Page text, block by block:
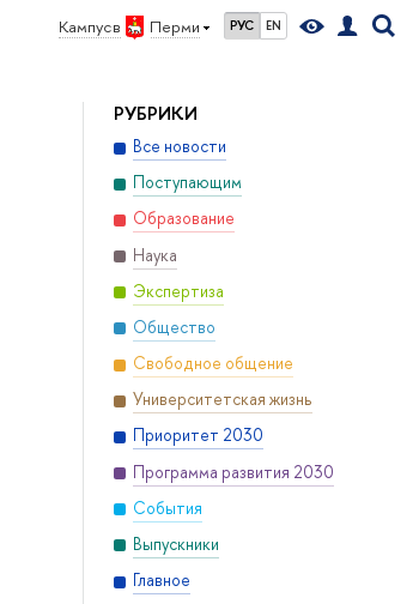
Кампус в Перми РУС EN
РУБРИКИ
Все новости
Поступающим
Образование
Наука
Экспертиза
Общество
Свободное общение
Университетская жизнь
Приоритет 2030
Программа развития 2030
События
Выпускники
Главное